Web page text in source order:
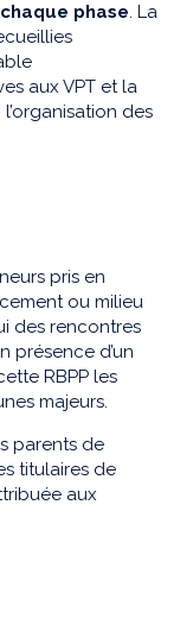
phase. La
aux VPT et la
des
pris en
ou milieu
des rencontres
présence d’un
RBPP les
majeurs.
parents de
titulaires de
aux